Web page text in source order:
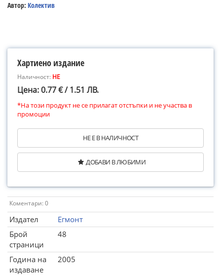
Автор: Колектив
Хартиено издание
Наличност: НЕ
Цена: 0.77 € / 1.51 ЛВ.
*На този продукт не се прилагат отстъпки и не участва в
промоции
НЕ Е В НАЛИЧНОСТ
ДОБАВИ В ЛЮБИМИ
Коментари: 0
Издател
Егмонт
Брой
страници
48
Година на
издаване
2005